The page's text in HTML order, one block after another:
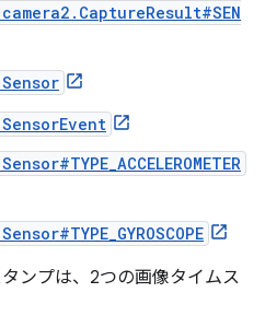
ンプは、2つの画像タイムス